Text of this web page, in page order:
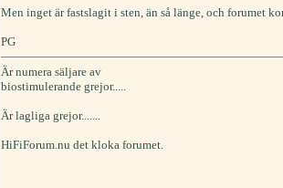
Men inget är fastslagit i sten, än så länge, och forumet
PG
Är numera säljare av
biostimulerande grejor.....
Är lagliga grejor.......
HiFiForum.nu det kloka forumet.